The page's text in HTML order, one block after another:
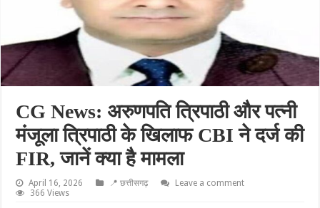
CG News: अरुणपति त्रिपाठी और पत्नी
मंजूला त्रिपाठी के खिलाफ CBI ने दर्ज की
FIR, जानें क्या है मामला
April 16, 2026 📍 छत्तीसगढ़
Leave a comment
366 Views